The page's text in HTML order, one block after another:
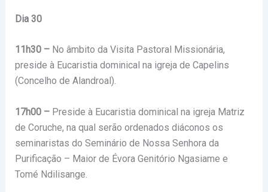
Dia 30
11h30 –No âmbito da Visita Pastoral Missionária,
preside à Eucaristia dominical na igreja de Capelins
(Concelho de Alandroal).
17h00 –Preside à Eucaristia dominical na igreja Matriz
de Coruche, na qual serão ordenados diáconos os
seminaristas do Seminário de Nossa Senhora da
Purificação – Maior de Évora Genitório Ngasiame e
Tomé Ndilisange.